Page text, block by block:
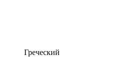
Греческий